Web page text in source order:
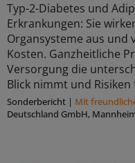
Typ-2-Diabetes und
Erkrankungen: Sie
Organsysteme aus
Kosten. Ganzheitliche
Versorgung die
Blick nimmt und
Sonderbericht | Mit
Deutschland GmbH,